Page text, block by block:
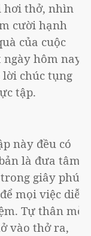
hơi thở, nhìn
cười hạnh
của cuộc
ngày hôm nay
chúc tụng
tập.
này đều có
là đưa tâm
giây phút
mọi việc diễn
Tự thân mỗi
vào thở ra,